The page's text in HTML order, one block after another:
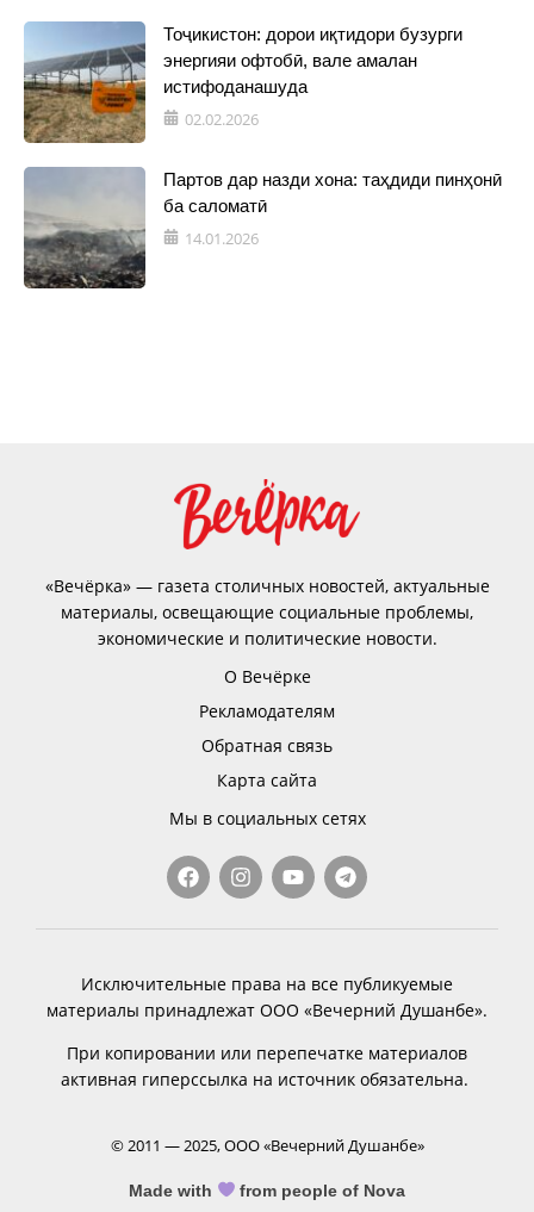
Тоҷикистон: дорои иқтидори бузурги
энергияи офтобӣ, вале амалан
истифоданашуда
02.02.2026
Партов дар назди хона: таҳдиди пинҳонӣ
ба саломатӣ
14.01.2026
«Вечёрка» — газета столичных новостей, актуальные
материалы, освещающие социальные проблемы,
экономические и политические новости.
О Вечёрке
Рекламодателям
Обратная связь
Карта сайта
Мы в социальных сетях
Исключительные права на все публикуемые
материалы принадлежат ООО «Вечерний Душанбе».
При копировании или перепечатке материалов
активная гиперссылка на источник обязательна.
© 2011 — 2025, ООО «Вечерний Душанбе»
Made with from people of Nova